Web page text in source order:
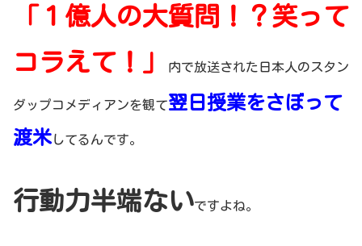
「１億人の大質問！？笑って
コラえて！」
内で放送された日本人のスタン
ダップコメディアンを観て翌日授業をさぼって
渡米してるんです。
行動力半端ないですよね。